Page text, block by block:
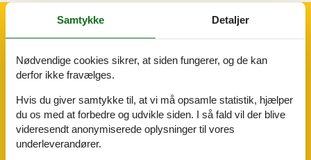
Faciliteter
Afstande
Busstoppested
By/bymidte
30 m
Se
2 km
Togstation
11,5 km
Aktivitetsfaciliteter
Samtykke Detaljer
Nødvendige cookies sikrer, at siden fungerer, og de kan
derfor ikke fravælges.
Hvis du giver samtykke til, at vi må opsamle statistik, hjælper
du os med at forbedre og udvikle siden. I så fald vil der blive
videresendt anonymiserede oplysninger til vores
underleverandører.